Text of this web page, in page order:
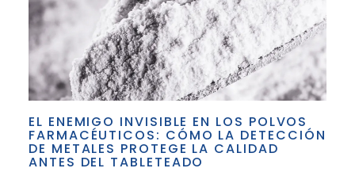
EL ENEMIGO INVISIBLE EN LOS POLVOS
FARMACÉUTICOS: CÓMO LA DETECCIÓN
DE METALES PROTEGE LA CALIDAD
ANTES DEL TABLETEADO